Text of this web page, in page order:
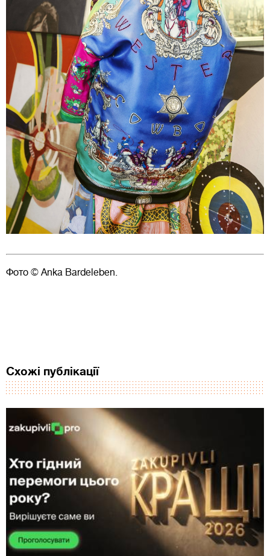
Фото © Anka Bardeleben.
Схожі публікації